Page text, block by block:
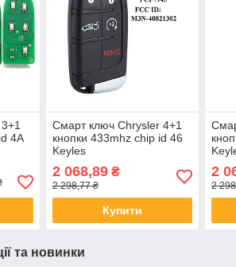
4А
Смарт ключ Chrysler 4+1
кнопки 433mhz chip id 46
Keyles
2 068,89₴
2 298,77 ₴
Купити
2
2
та новинки